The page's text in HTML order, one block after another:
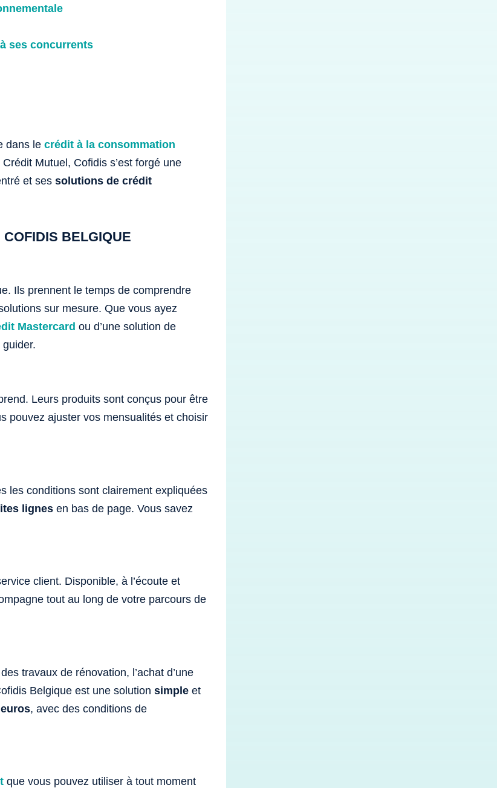
ses concurrents
dans le crédit à la consommation
Mutuel, Cofidis s’est forgé une
et ses solutions de crédit
BELGIQUE
Ils prennent le temps de comprendre
sur mesure. Que vous ayez
Mastercard ou d’une solution de
Leurs produits sont conçus pour être
pouvez ajuster vos mensualités et choisir
les conditions sont clairement expliquées
lignes en bas de page. Vous savez
client. Disponible, à l’écoute et
tout au long de votre parcours de
travaux de rénovation, l’achat d’une
Belgique est une solution simple et
, avec des conditions de
que vous pouvez utiliser à tout moment